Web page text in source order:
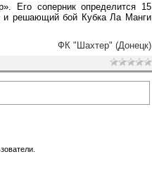
Его соперник определится 15
и решающий бой Кубка Ла Манги
ФК "Шахтер" (Донецк)